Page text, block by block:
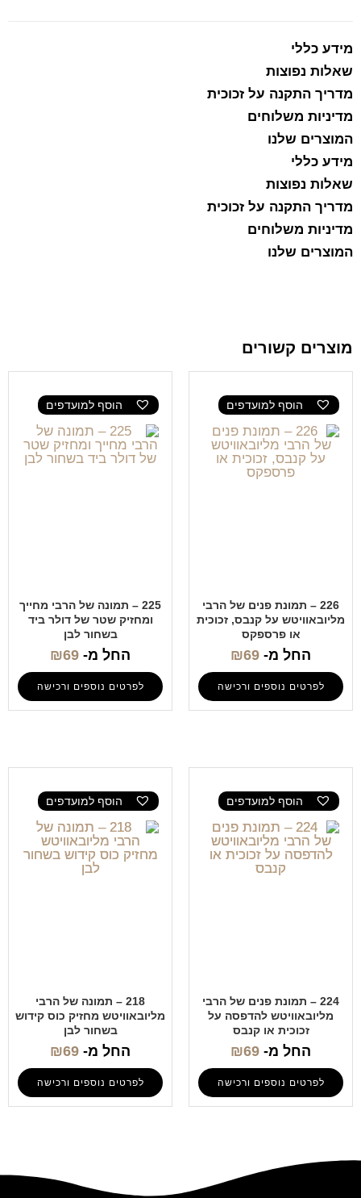
מידע כללי
שאלות נפוצות
מדריך התקנה על זכוכית
מדיניות משלוחים
המוצרים שלנו
מידע כללי
שאלות נפוצות
מדריך התקנה על זכוכית
מדיניות משלוחים
המוצרים שלנו
מוצרים קשורים
הוסף למועדפים
226 – תמונת פנים של הרבי
מליובאוויטש על קנבס, זכוכית
או פרספקס
החל מ- ₪69
לפרטים נוספים ורכישה
הוסף למועדפים
225 – תמונה של הרבי מחייך
ומחזיק שטר של דולר ביד
בשחור לבן
החל מ- ₪69
לפרטים נוספים ורכישה
הוסף למועדפים
224 – תמונת פנים של הרבי
מליובאוויטש להדפסה על
זכוכית או קנבס
החל מ- ₪69
לפרטים נוספים ורכישה
הוסף למועדפים
218 – תמונה של הרבי
מליובאוויטש מחזיק כוס קידוש
בשחור לבן
החל מ- ₪69
לפרטים נוספים ורכישה